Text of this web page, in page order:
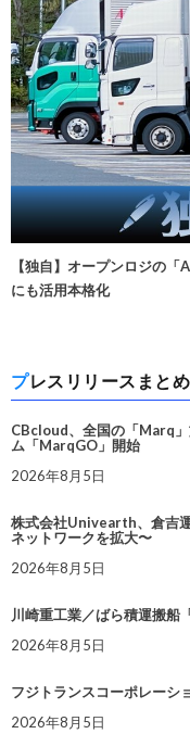
【独自】オープンロジの
にも活用本格化
プレスリリースまと
CBcloud、全国の「Marq
ム「MarqGO」開始
2026年8月5日
株式会社Univearth、倉吉
ネットワークを拡大〜
2026年8月5日
川崎重工業／ばら積運搬船
2026年8月5日
フジトランスコーポレーシ
2026年8月5日